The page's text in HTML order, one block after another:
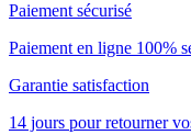
Paiement sécurisé
Paiement en ligne 100%
Garantie satisfaction
14 jours pour retourner